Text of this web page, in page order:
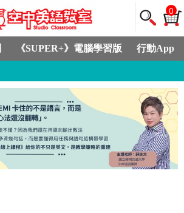
0
《SUPER+》電腦學習版 行動App